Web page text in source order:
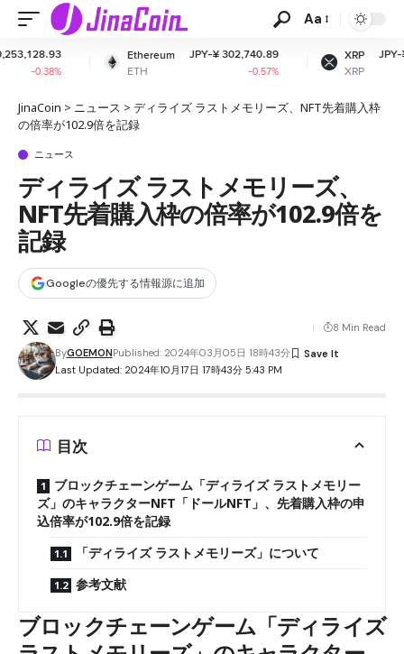
Aa
Ethereum
ETH
JPY-¥ 302,740.89
XRP
XRP
JPY-¥ 164.21
+0.28%
JinaCoin > ニュース > ディライズ ラストメモリーズ、NFT先着購入枠
の倍率が102.9倍を記録
ニュース
ディライズ ラストメモリーズ、
NFT先着購入枠の倍率が102.9倍を
記録
Googleの優先する情報源に追加
Last Updated: 2024年10月17日 17時43分 5:43 PM
ByGOEMONPublished: 2024年03月05日 18時43分
8 Min Read
目次
ブロックチェーンゲーム「ディライズ ラストメモリー
ズ」のキャラクターNFT「ドールNFT」、先着購入枠の申
込倍率が102.9倍を記録
「ディライズ ラストメモリーズ」について
参考文献
ブロックチェーンゲーム「ディライズ